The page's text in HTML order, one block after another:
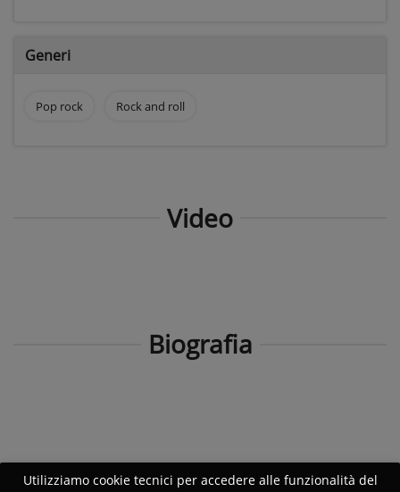
Generi
Pop rock Rock and roll
Video
Biografia
Utilizziamo cookie tecnici per accedere alle funzionalità del